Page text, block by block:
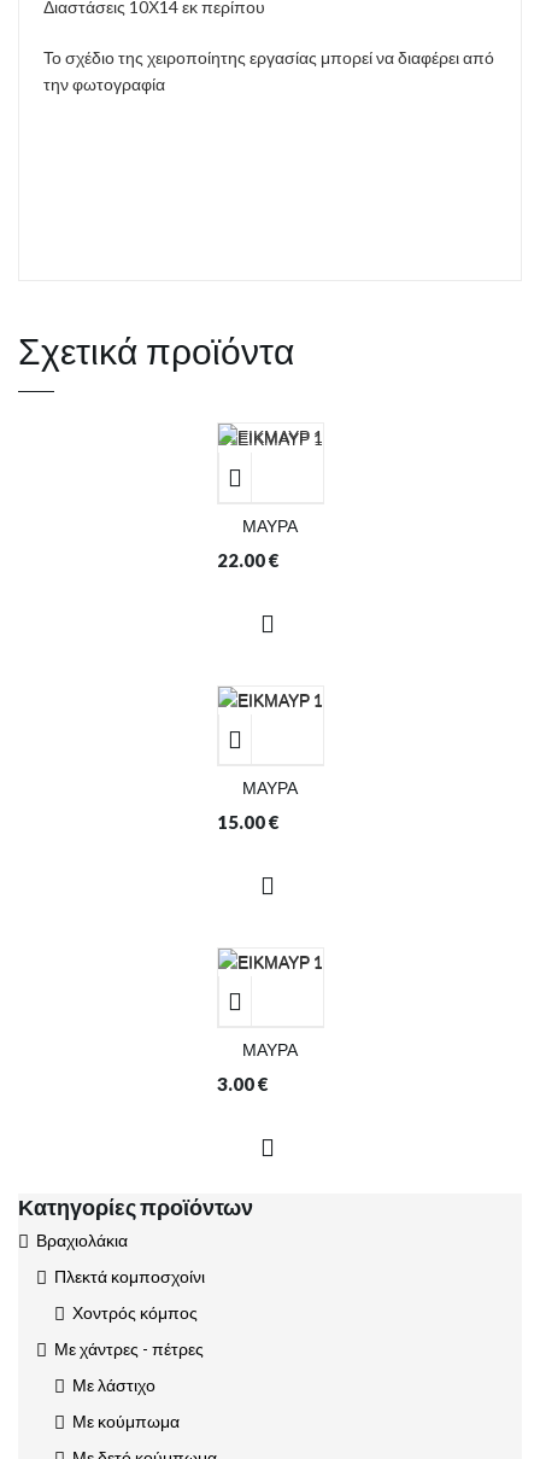
Διαστάσεις 10Χ14 εκ περίπου
Το σχέδιο της χειροποίητης εργασίας μπορεί να διαφέρει από
την φωτογραφία
Σχετικά προϊόντα
ΜΑΥΡΑ
22.00€
ΜΑΥΡΑ
15.00€
ΜΑΥΡΑ
3.00€
Κατηγορίες προϊόντων
Βραχιολάκια
Πλεκτά κομποσχοίνι
Χοντρός κόμπος
Με χάντρες - πέτρες
Με λάστιχο
Με κούμπωμα